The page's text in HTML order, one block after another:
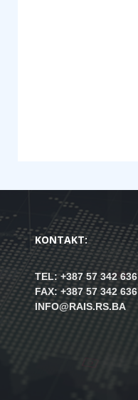
KONTAKT:
TEL: +387 57 342 636
FAX: +387 57 342 636
INFO@RAIS.RS.BA